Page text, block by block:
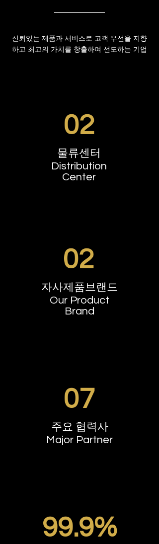
신뢰있는 제품과 서비스로 고객 우선을 지향
하고 최고의 가치를 창출하여 선도하는 기업
02
물류센터​
Distribution
Center
02
자사제품브랜드
Our Product
Brand
07
​주요 협력사
Major Partner
99.9%